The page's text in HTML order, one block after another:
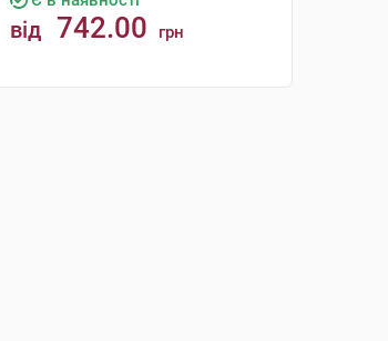
від 742.00 грн